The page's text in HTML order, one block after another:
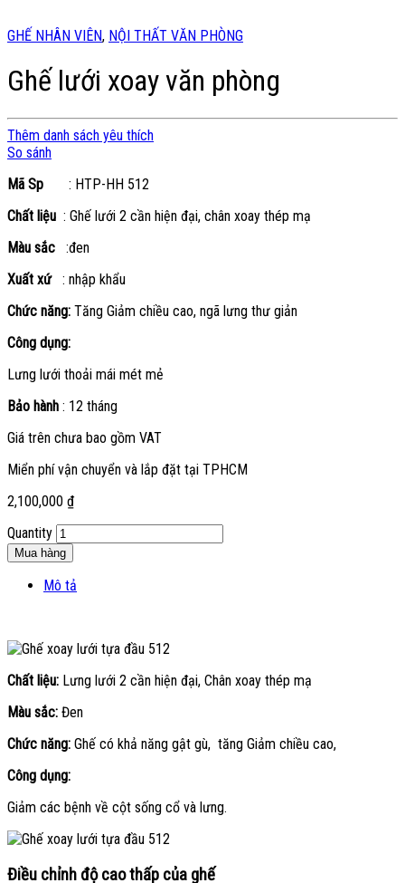
GHẾ NHÂN VIÊN, NỘI THẤT VĂN PHÒNG
Ghế lưới xoay văn phòng
Thêm danh sách yêu thích
So sánh
Mã Sp : HTP-HH 512
Chất liệu : Ghế lưới 2 cần hiện đại, chân xoay thép mạ
Màu sắc :đen
Xuất xứ: nhập khẩu
Chức năng: Tăng Giảm chiều cao, ngã lưng thư giản
Công dụng:
Lưng lưới thoải mái mét mẻ
Bảo hành : 12 tháng
Giá trên chưa bao gồm VAT
Miển phí vận chuyển và lắp đặt tại TPHCM
2,100,000 ₫
Quantity
Mua hàng
Mô tả
Chất liệu: Lưng lưới 2 cần hiện đại, Chân xoay thép mạ
Màu sắc: Đen
Chức năng: Ghế có khả năng gật gù, tăng Giảm chiều cao,
Công dụng:
Giảm các bệnh về cột sống cổ và lưng.
Điều chỉnh độ cao thấp của ghế